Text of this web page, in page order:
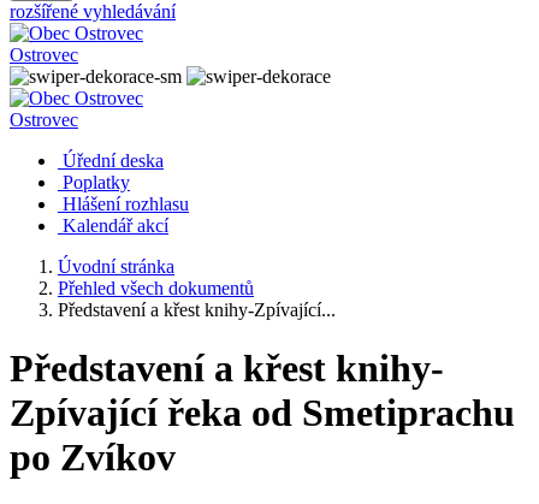
rozšířené vyhledávání
Ostrovec
Ostrovec
Úřední deska
Poplatky
Hlášení rozhlasu
Kalendář akcí
Úvodní stránka
Přehled všech dokumentů
Představení a křest knihy-Zpívající...
Představení a křest knihy-
Zpívající řeka od Smetiprachu
po Zvíkov